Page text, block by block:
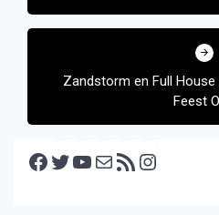
Zandstorm en Full
Feest
Facebook Twitter YouTube E-mail RSS feed